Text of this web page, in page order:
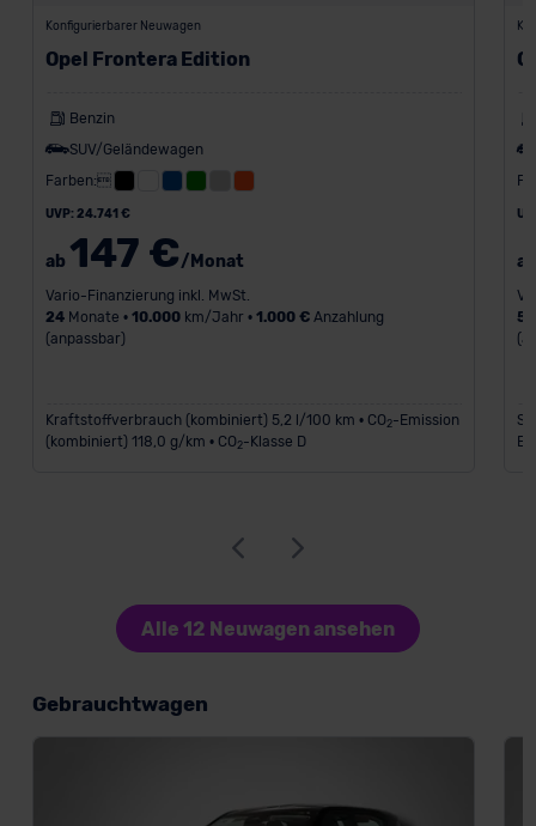
Konfigurierbarer Neuwagen
Opel Frontera Edition
Benzin
SUV/Geländewagen
Farben:
UVP: 24.741 €
ab 147 €/Monat
Vario-Finanzierung inkl. MwSt.
24Monate • 10.000km/Jahr • 1.000 €Anzahlung
(anpassbar)
Kraftstoffverbrauch (kombiniert) 5,2 l/100 km • CO2-Emission
(kombiniert) 118,0 g/km • CO2-Klasse D
54
Alle 12 Neuwagen ansehen
Gebrauchtwagen